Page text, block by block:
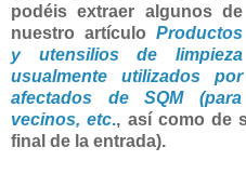
podéis extraer algunos de
nuestro artículoProductos
y utensilios de limpieza
usualmente utilizados por
afectados de SQM
vecinos, etc., así como de
final de la entrada).